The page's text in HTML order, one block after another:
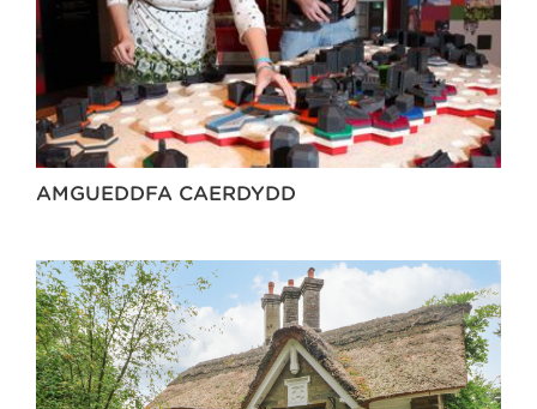
AMGUEDDFA CAERDYDD